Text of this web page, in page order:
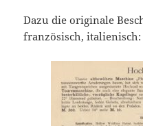
Dazu die originale
französisch, italienisch: